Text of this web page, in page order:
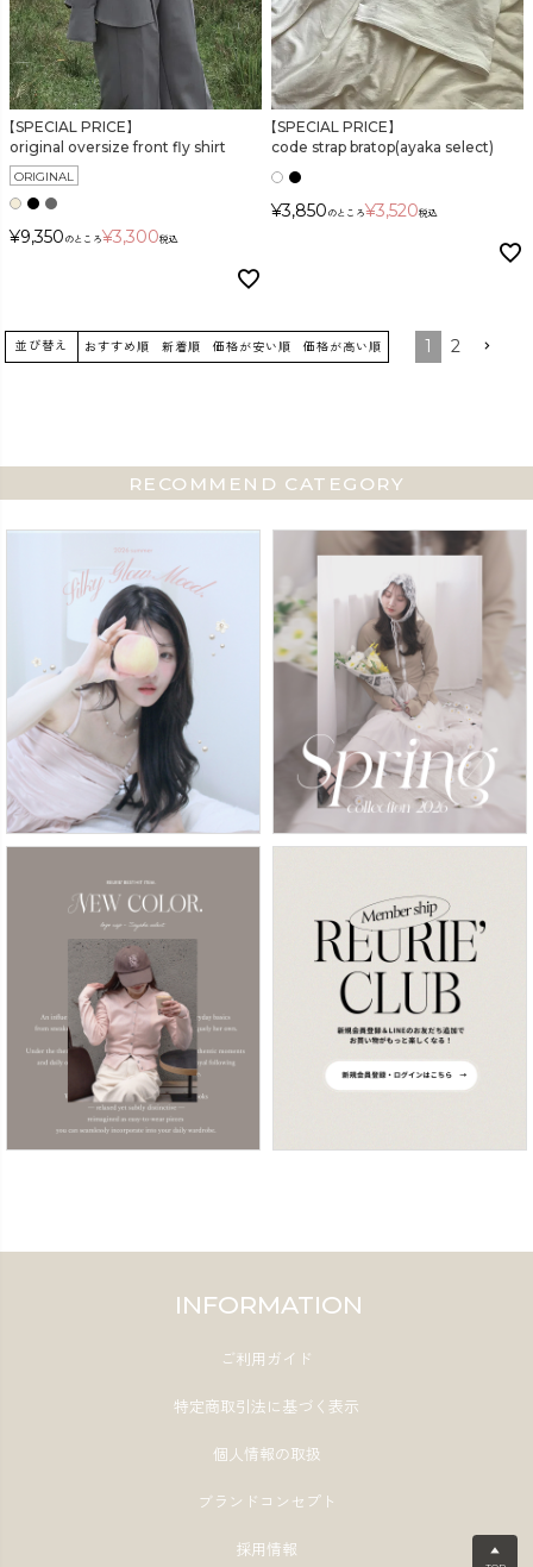
【SPECIAL PRICE】
original oversize front fly shirt
ORIGINAL
¥9,350 のところ¥3,300税込
【SPECIAL PRICE】
code strap bratop(ayaka select)
¥3,850 のところ¥3,520税込
並び替え おすすめ順 新着順 価格が安い順 価格が高い順 1 2
RECOMMEND CATEGORY
▲
INFORMATION
ご利用ガイド
特定商取引法に基づく表示
個人情報の取扱
ブランドコンセプト
採用情報